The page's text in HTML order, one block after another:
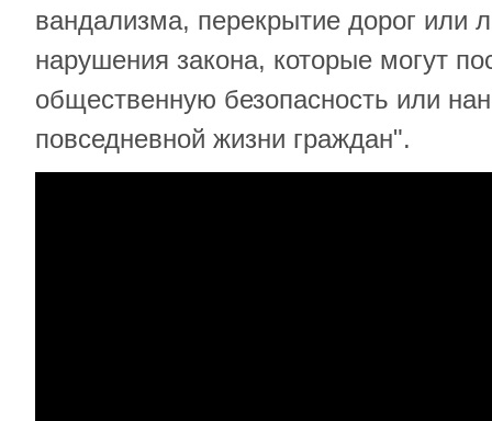
вандализма, перекрытие дорог или
нарушения закона, которые могут
общественную безопасность или
повседневной жизни граждан".